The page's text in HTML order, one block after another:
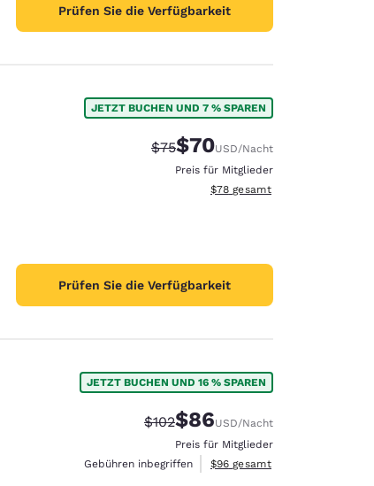
Prüfen Sie die Verfügbarkeit
JETZT BUCHEN UND 7 % SPAREN
Durchgestrichener Preis:
$75Vergünstigter Preis:
$70USD/Nacht
Preis für Mitglieder
Geschätzte Gesamtdetails
$78 gesamt
Prüfen Sie die Verfügbarkeit
JETZT BUCHEN UND 16 % SPAREN
Durchgestrichener Preis:
$102Vergünstigter Preis:
$86USD/Nacht
Preis für Mitglieder
Gebühren inbegriffen
Geschätzte Gesamtdetails
$96 gesamt